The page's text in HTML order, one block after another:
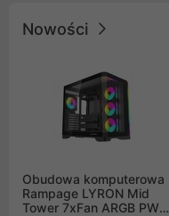
Nowości
Obudowa komputerowa
Rampage LYRON Mid
Tower 7xFan ARGB PWM